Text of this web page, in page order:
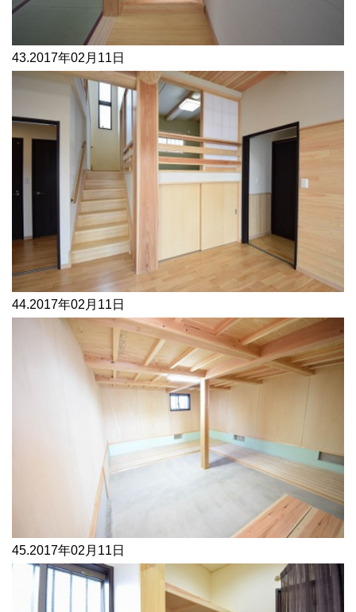
43.2017年02月11日
44.2017年02月11日
45.2017年02月11日